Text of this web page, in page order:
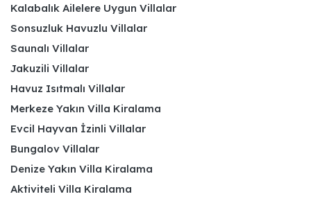
Kalabalık Ailelere Uygun Villalar
Sonsuzluk Havuzlu Villalar
Saunalı Villalar
Jakuzili Villalar
Havuz Isıtmalı Villalar
Merkeze Yakın Villa Kiralama
Evcil Hayvan İzinli Villalar
Bungalov Villalar
Denize Yakın Villa Kiralama
Aktiviteli Villa Kiralama